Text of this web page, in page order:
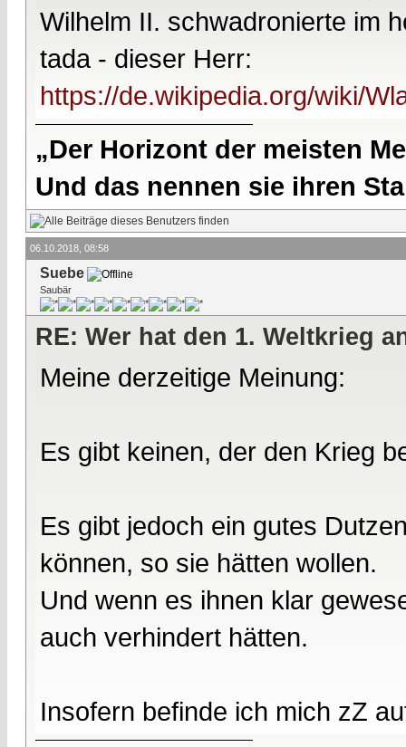
Wilhelm II. schwadronierte im
tada - dieser Herr:
https://de.wikipedia.org/wiki/
„Der Horizont der meisten
Und das nennen sie ihren
06.10.2018, 08:58
Suebe
Saubär
RE: Wer hat den 1. Weltkrieg
Meine derzeitige Meinung:
Es gibt keinen, der den Krieg
Es gibt jedoch ein gutes
können, so sie hätten wollen.
Und wenn es ihnen klar
auch verhindert hätten.
Insofern befinde ich mich zZ